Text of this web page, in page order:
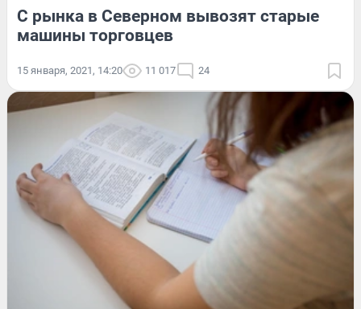
С рынка в Северном вывозят старые
машины торговцев
15 января, 2021, 14:20 11 017 24